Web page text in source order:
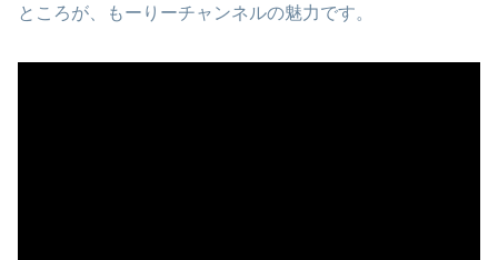
ところが、もーりーチャンネルの魅力です。